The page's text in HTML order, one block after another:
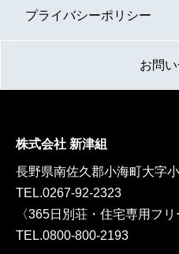
プライバシーポリシー
お問
株式会社 新津組
長野県南佐久郡小海町大字
TEL.0267-92-2323
〈365日別荘・住宅専用フリ
TEL.0800-800-2193